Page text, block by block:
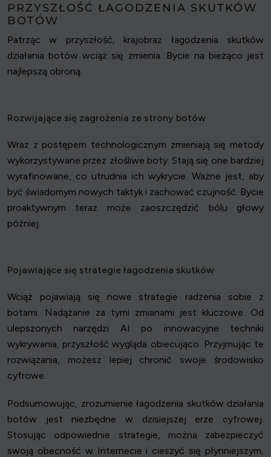
PRZYSZŁOŚĆ ŁAGODZENIA SKUTKÓW
BOTÓW
Patrząc w przyszłość, krajobraz łagodzenia skutków
działania botów wciąż się zmienia. Bycie na bieżąco jest
najlepszą obroną.
Rozwijające się zagrożenia ze strony botów
Wraz z postępem technologicznym zmieniają się metody
wykorzystywane przez złośliwe boty. Stają się one bardziej
wyrafinowane, co utrudnia ich wykrycie. Ważne jest, aby
być świadomym nowych taktyk i zachować czujność. Bycie
proaktywnym teraz może zaoszczędzić bólu głowy
później.
Pojawiające się strategie łagodzenia skutków
Wciąż pojawiają się nowe strategie radzenia sobie z
botami. Nadążanie za tymi zmianami jest kluczowe. Od
ulepszonych narzędzi AI po innowacyjne techniki
wykrywania, przyszłość wygląda obiecująco. Przyjmując te
rozwiązania, możesz lepiej chronić swoje środowisko
cyfrowe.
Podsumowując, zrozumienie łagodzenia skutków działania
botów jest niezbędne w dzisiejszej erze cyfrowej.
Stosując odpowiednie strategie, można zabezpieczyć
swoją obecność w Internecie i cieszyć się płynniejszym,